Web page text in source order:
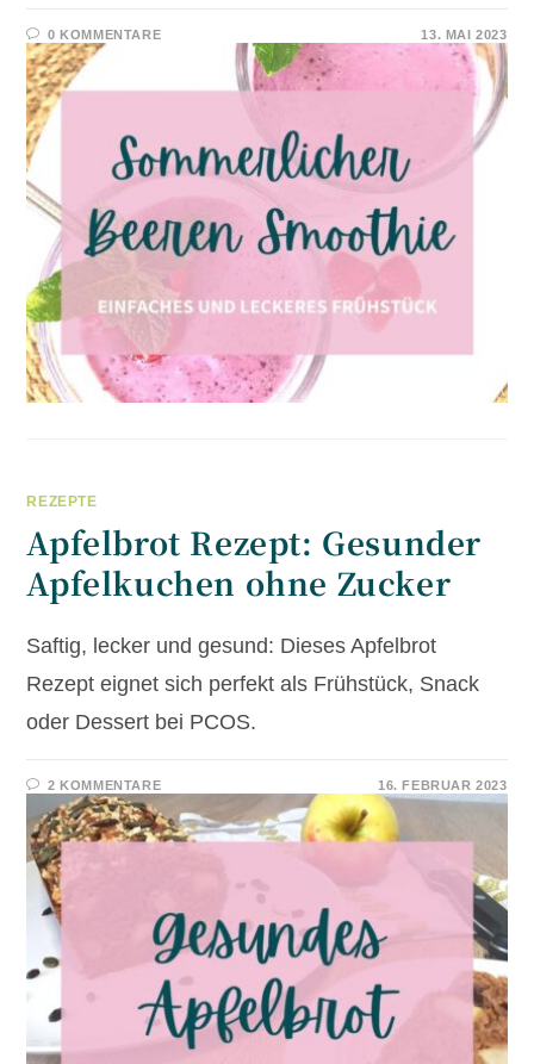
0 KOMMENTARE 13. MAI 2023
REZEPTE
Apfelbrot Rezept: Gesunder
Apfelkuchen ohne Zucker
Saftig, lecker und gesund: Dieses Apfelbrot
Rezept eignet sich perfekt als Frühstück, Snack
oder Dessert bei PCOS.
2 KOMMENTARE 16. FEBRUAR 2023